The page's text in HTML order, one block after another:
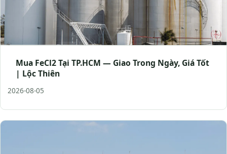
Mua FeCl2 Tại TP.HCM — Giao Trong Ngày, Giá Tốt
| Lộc Thiên
2026-08-05